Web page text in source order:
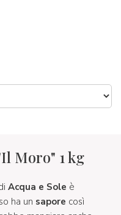
Moro" 1 kg
Acqua e Sole è
ha un sapore così